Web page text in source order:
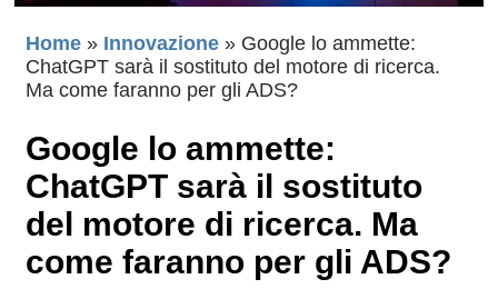
Home » Innovazione » Google lo ammette:
ChatGPT sarà il sostituto del motore di ricerca.
Ma come faranno per gli ADS?
Google lo ammette:
ChatGPT sarà il sostituto
del motore di ricerca. Ma
come faranno per gli ADS?